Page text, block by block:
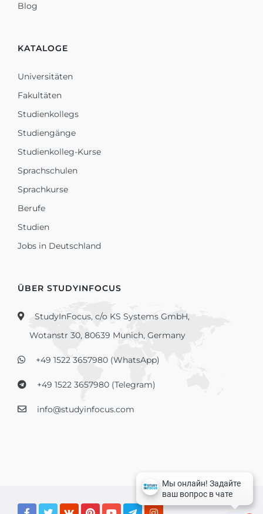
Blog
KATALOGE
Universitäten
Fakultäten
Studienkollegs
Studiengänge
Studienkolleg-Kurse
Sprachschulen
Sprachkurse
Berufe
Studien
Jobs in Deutschland
ÜBER STUDYINFOCUS
StudyInFocus, c/o KS Systems GmbH,
Wotanstr 30, 80639 Munich, Germany
+49 1522 3657980 (WhatsApp)
+49 1522 3657980 (Telegram)
info@studyinfocus.com